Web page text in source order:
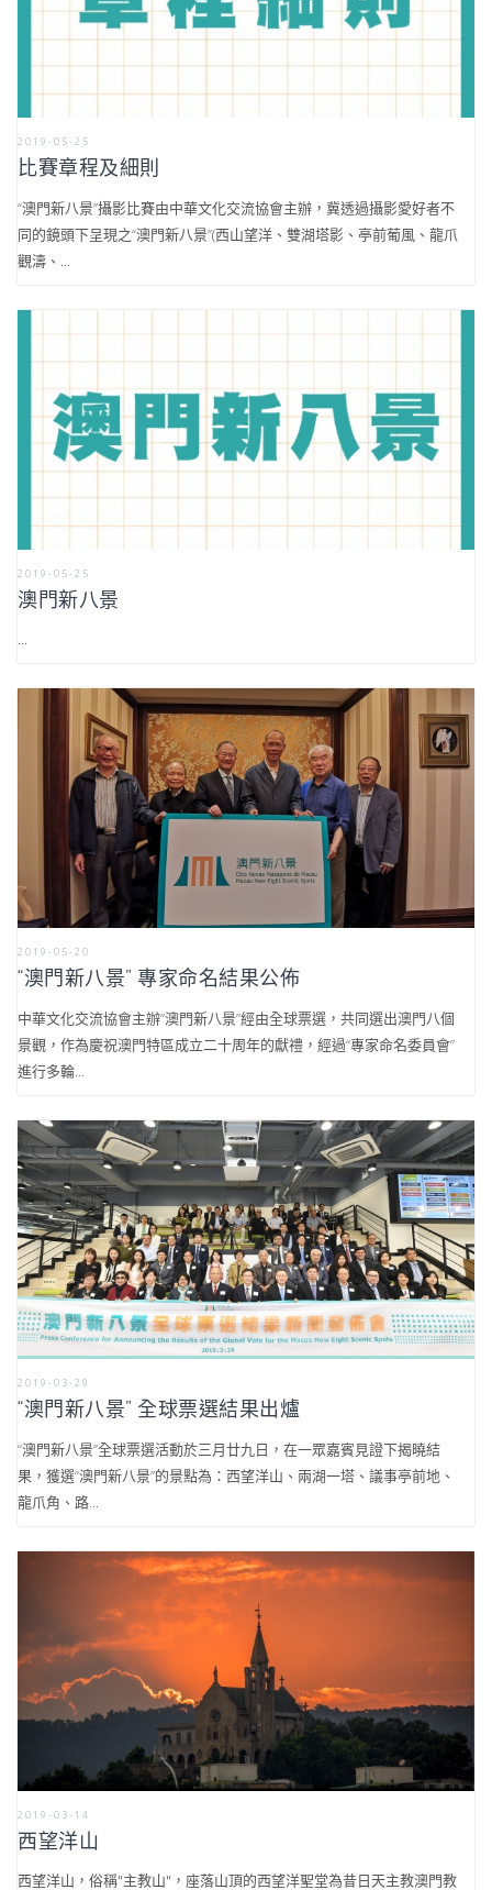
2019-05-25
比賽章程及細則
“澳門新八景”攝影比賽由中華文化交流協會主辦，冀透過攝影愛好者不
同的鏡頭下呈現之“澳門新八景”(西山望洋、雙湖塔影、亭前葡風、龍爪
觀濤、...
2019-05-25
澳門新八景
...
2019-05-20
“澳門新八景” 專家命名結果公佈
中華文化交流協會主辦“澳門新八景”經由全球票選，共同選出澳門八個
景觀，作為慶祝澳門特區成立二十周年的獻禮，經過“專家命名委員會”
進行多輪...
2019-03-29
“澳門新八景” 全球票選結果出爐
“澳門新八景”全球票選活動於三月廿九日，在一眾嘉賓見證下揭曉結
果，獲選“澳門新八景”的景點為：西望洋山、兩湖一塔、議事亭前地、
龍爪角、路...
2019-03-14
西望洋山
西望洋山，俗稱"主教山"，座落山頂的西望洋聖堂為昔日天主教澳門教